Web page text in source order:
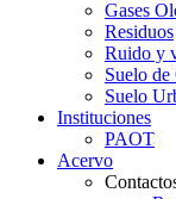
Gases
Residuos
Ruido y
Suelo de
Suelo
Instituciones
PAOT
Acervo